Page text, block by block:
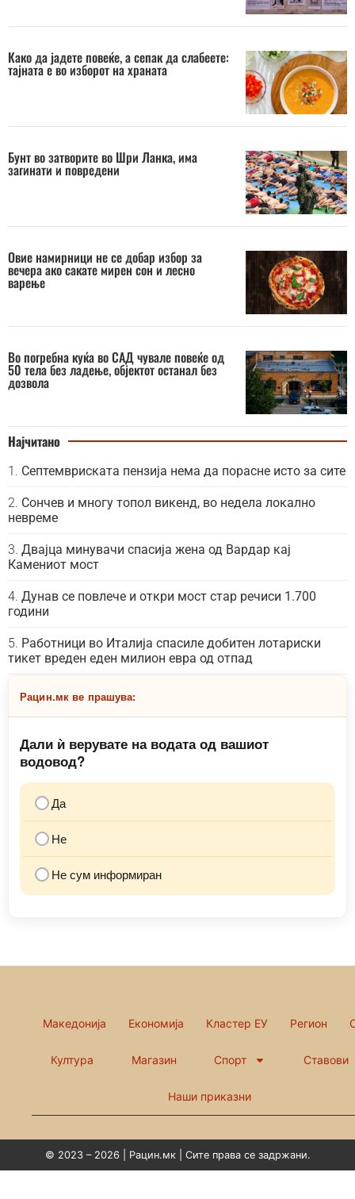
Како да јадете повеќе, а сепак да слабеете:
тајната е во изборот на храната
Бунт во затворите во Шри Ланка, има
загинати и повредени
Овие намирници не се добар избор за
вечера ако сакате мирен сон и лесно
варење
Во погребна куќа во САД чувале повеќе од
50 тела без ладење, објектот останал без
дозвола
Најчитано
Септемвриската пензија нема да порасне исто за сите
Сончев и многу топол викенд, во недела локално
невреме
Двајца минувачи спасија жена од Вардар кај
Камениот мост
Дунав се повлече и откри мост стар речиси 1.700
години
Работници во Италија спасиле добитен лотариски
тикет вреден еден милион евра од отпад
Рацин.мк ве прашува:
Дали ѝ верувате на водата од вашиот
водовод?
Да
Не
Не сум информиран
Македонија Економија Кластер ЕУ Регион
Култура Магазин Спорт Ставови
Наши приказни
© 2023 – 2026 | Рацин.мк | Сите права се задржани.